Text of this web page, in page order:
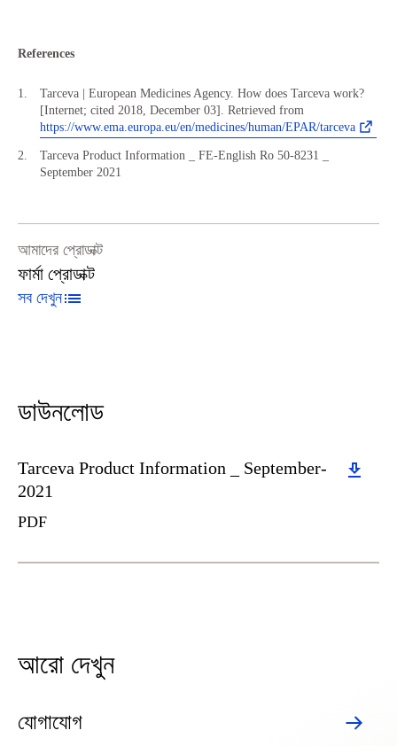
References
Tarceva | European Medicines Agency. How does Tarceva work?
[Internet; cited 2018, December 03]. Retrieved from
https://www.ema.europa.eu/en/medicines/human/EPAR/tarceva
Tarceva Product Information _ FE-English Ro 50-8231 _
September 2021
আমাদের প্রোডাক্ট
ফার্মা প্রোডাক্ট
সব দেখুন
ডাউনলোড
Download
Tarceva Product Information _ September-
2021
PDF
আরো দেখুন
যোগাযোগ